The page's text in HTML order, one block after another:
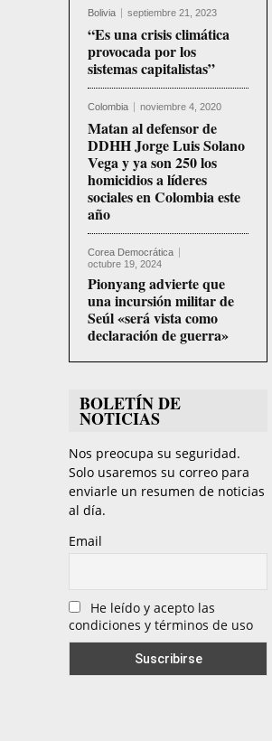
Bolivia septiembre 21, 2023
“Es una crisis climática
provocada por los
sistemas capitalistas”
Colombia noviembre 4, 2020
Matan al defensor de
DDHH Jorge Luis Solano
Vega y ya son 250 los
homicidios a líderes
sociales en Colombia este
año
Corea Democrática
octubre 19, 2024
Pionyang advierte que
una incursión militar de
Seúl «será vista como
declaración de guerra»
BOLETÍN DE
NOTICIAS
Nos preocupa su seguridad.
Solo usaremos su correo para
enviarle un resumen de noticias
al día.
Email
He leído y acepto las
condiciones y términos de uso